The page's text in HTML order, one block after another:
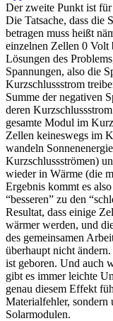
Der zweite Punkt ist für
Die Tatsache, dass die
betragen muss heißt
einzelnen Zellen 0 Volt
Lösungen des
Spannungen, also die
Kurzschlussstrom
Summe der negativen
deren
gesamte Modul im
Zellen keineswegs im
wandeln
Kurzschlussströmen)
wieder in Wärme (die
Ergebnis kommt es
“besseren” zu den
Resultat, dass einige
wärmer werden, und
des gemeinsamen
überhaupt nicht
ist geboren. Und auch
gibt es immer leichte
genau diesem Effekt
Materialfehler, sondern
Solarmodulen.